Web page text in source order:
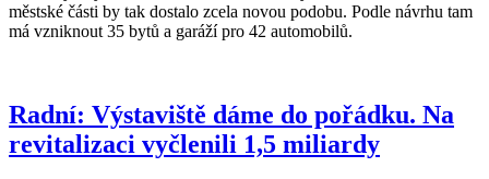
městské části by tak dostalo zcela novou podobu. Podle návrhu tam
má vzniknout 35 bytů a garáží pro 42 automobilů.
Radní: Výstaviště dáme do pořádku. Na
revitalizaci vyčlenili 1,5 miliardy